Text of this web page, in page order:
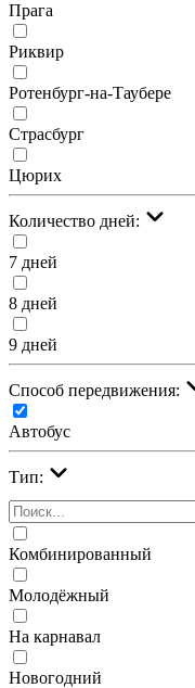
Прага
Риквир
Ротенбург-на-Таубере
Страсбург
Цюрих
Количество дней:
7 дней
8 дней
9 дней
Cпособ передвижения:
Автобус
Тип:
Комбинированный
Молодёжный
На карнавал
Новогодний